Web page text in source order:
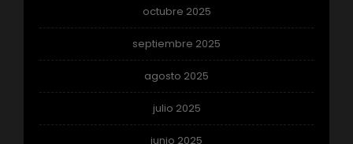
octubre 2025
septiembre 2025
agosto 2025
julio 2025
junio 2025